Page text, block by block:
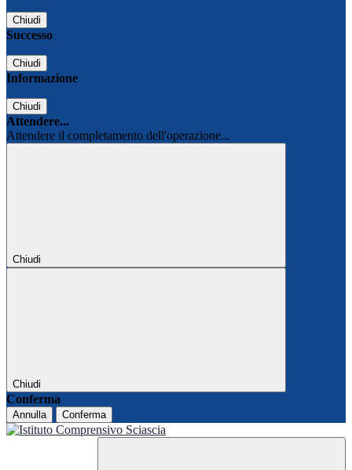
Chiudi
Successo
Chiudi
Informazione
Chiudi
Attendere...
Attendere il completamento dell'operazione...
Chiudi
Chiudi
Conferma
Annulla Conferma